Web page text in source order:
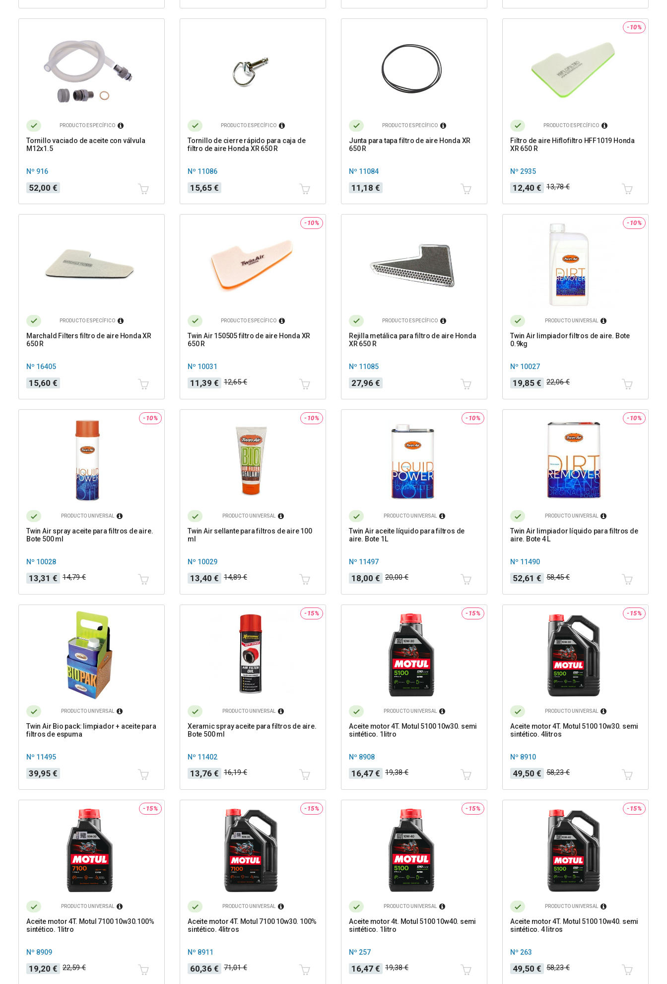
PRODUCTO ESPECÍFICO
Tornillo vaciado de aceite con válvula
M12x1.5
Nº 916
Precio
52,00 €
PRODUCTO ESPECÍFICO
Tornillo de cierre rápido para caja de
filtro de aire Honda XR 650 R
Nº 11086
Precio
15,65 €
PRODUCTO ESPECÍFICO
Junta para tapa filtro de aire Honda XR
650 R
Nº 11084
Precio
11,18 €
-10%
PRODUCTO ESPECÍFICO
Filtro de aire Hiflofiltro HFF1019 Honda
XR 650 R
Nº 2935
Precio
12,40 €
Precio
base
13,78 €
PRODUCTO ESPECÍFICO
Marchald Filters filtro de aire Honda XR
650 R
Nº 16405
Precio
15,60 €
-10%
PRODUCTO ESPECÍFICO
Twin Air 150505 filtro de aire Honda XR
650 R
Nº 10031
Precio
11,39 €
Precio
base
12,65 €
PRODUCTO ESPECÍFICO
Rejilla metálica para filtro de aire Honda
XR 650 R
Nº 11085
Precio
27,96 €
-10%
PRODUCTO UNIVERSAL
Twin Air limpiador filtros de aire. Bote
0.9kg
Nº 10027
Precio
19,85 €
Precio
base
22,06 €
-10%
PRODUCTO UNIVERSAL
Twin Air spray aceite para filtros de aire.
Bote 500 ml
Nº 10028
Precio
13,31 €
Precio
base
14,79 €
-10%
PRODUCTO UNIVERSAL
Twin Air sellante para filtros de aire 100
ml
Nº 10029
Precio
13,40 €
Precio
base
14,89 €
-10%
PRODUCTO UNIVERSAL
Twin Air aceite líquido para filtros de
aire. Bote 1L
Nº 11497
Precio
18,00 €
Precio
base
20,00 €
-10%
PRODUCTO UNIVERSAL
Twin Air limpiador líquido para filtros de
aire. Bote 4 L
Nº 11490
Precio
52,61 €
Precio
base
58,45 €
PRODUCTO UNIVERSAL
Twin Air Bio pack: limpiador + aceite para
filtros de espuma
Nº 11495
Precio
39,95 €
-15%
PRODUCTO UNIVERSAL
Xeramic spray aceite para filtros de aire.
Bote 500 ml
Nº 11402
Precio
13,76 €
Precio
base
16,19 €
-15%
PRODUCTO UNIVERSAL
Aceite motor 4T. Motul 5100 10w30. semi
sintético. 1litro
Nº 8908
Precio
16,47 €
Precio
base
19,38 €
-15%
PRODUCTO UNIVERSAL
Aceite motor 4T. Motul 5100 10w30. semi
sintético. 4litros
Nº 8910
Precio
49,50 €
Precio
base
58,23 €
-15%
PRODUCTO UNIVERSAL
Aceite motor 4T. Motul 7100 10w30.100%
sintético. 1litro
Nº 8909
Precio
19,20 €
Precio
base
22,59 €
-15%
PRODUCTO UNIVERSAL
Aceite motor 4T. Motul 7100 10w30. 100%
sintético. 4litros
Nº 8911
Precio
60,36 €
Precio
base
71,01 €
-15%
PRODUCTO UNIVERSAL
Aceite motor 4t. Motul 5100 10w40. semi
sintético. 1litro
Nº 257
Precio
16,47 €
Precio
base
19,38 €
-15%
PRODUCTO UNIVERSAL
Aceite motor 4T. Motul 5100 10w40. semi
sintético. 4 litros
Nº 263
Precio
49,50 €
Precio
base
58,23 €